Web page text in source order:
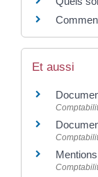
Et aussi